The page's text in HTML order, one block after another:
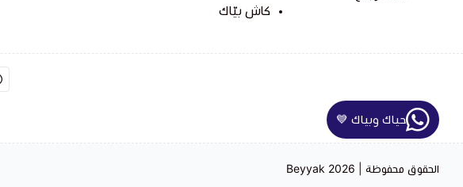
كاش بيّاك
الحقوق محفوظة | 2026 Beyyak
حياك وبياك 💙